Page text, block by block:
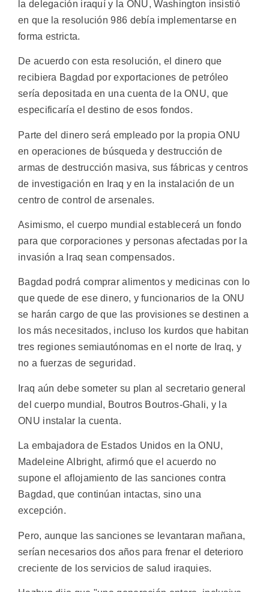
la delegación iraquí y la ONU, Washington insistió
en que la resolución 986 debía implementarse en
forma estricta.
De acuerdo con esta resolución, el dinero que
recibiera Bagdad por exportaciones de petróleo
sería depositada en una cuenta de la ONU, que
especificaría el destino de esos fondos.
Parte del dinero será empleado por la propia ONU
en operaciones de búsqueda y destrucción de
armas de destrucción masiva, sus fábricas y centros
de investigación en Iraq y en la instalación de un
centro de control de arsenales.
Asimismo, el cuerpo mundial establecerá un fondo
para que corporaciones y personas afectadas por la
invasión a Iraq sean compensados.
Bagdad podrá comprar alimentos y medicinas con lo
que quede de ese dinero, y funcionarios de la ONU
se harán cargo de que las provisiones se destinen a
los más necesitados, incluso los kurdos que habitan
tres regiones semiautónomas en el norte de Iraq, y
no a fuerzas de seguridad.
Iraq aún debe someter su plan al secretario general
del cuerpo mundial, Boutros Boutros-Ghali, y la
ONU instalar la cuenta.
La embajadora de Estados Unidos en la ONU,
Madeleine Albright, afirmó que el acuerdo no
supone el aflojamiento de las sanciones contra
Bagdad, que continúan intactas, sino una
excepción.
Pero, aunque las sanciones se levantaran mañana,
serían necesarios dos años para frenar el deterioro
creciente de los servicios de salud iraquies.